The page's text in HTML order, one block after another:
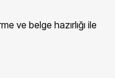
ve belge hazırlığı ile